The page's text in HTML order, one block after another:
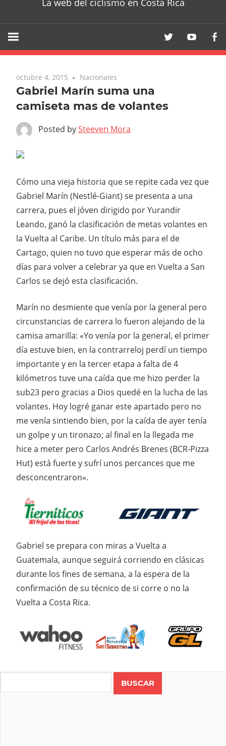
La web del ciclismo en Costa Rica
octubre 4, 2015 Nacionales
Gabriel Marín suma una
camiseta mas de volantes
Posted bySteeven Mora
Cómo una vieja historia que se repite cada vez que
Gabriel Marín (Nestlé-Giant) se presenta a una
carrera, pues el jóven dirigido por Yurandir
Leando, ganó la clasificación de metas volantes en
la Vuelta al Caribe. Un título más para el de
Cartago, quien no tuvo que esperar más de ocho
días para volver a celebrar ya que en Vuelta a San
Carlos se dejó esta clasificación.
Marín no desmiente que venía por la general pero
circunstancias de carrera lo fueron alejando de la
camisa amarilla: «Yo venía por la general, el primer
día estuve bien, en la contrarreloj perdí un tiempo
importante y en la tercer etapa a falta de 4
kilómetros tuve una caída que me hizo perder la
sub23 pero gracias a Dios quedé en la lucha de las
volantes. Hoy logré ganar este apartado pero no
me venía sintiendo bien, por la caída de ayer tenía
un golpe y un tironazo; al final en la llegada me
hice a meter pero Carlos Andrés Brenes (BCR-Pizza
Hut) está fuerte y sufrí unos percances que me
desconcentraron».
Gabriel se prepara con miras a Vuelta a
Guatemala, aunque seguirá corriendo en clásicas
durante los fines de semana, a la espera de la
confirmación de su técnico de si corre o no la
Vuelta a Costa Rica.